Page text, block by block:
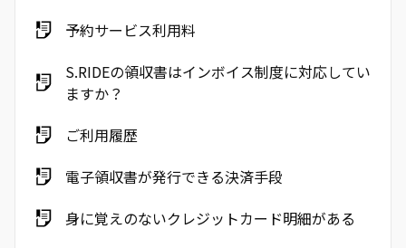
予約サービス利用料
S.RIDEの領収書はインボイス制度に対応してい
ますか？
ご利用履歴
電子領収書が発行できる決済手段
身に覚えのないクレジットカード明細がある